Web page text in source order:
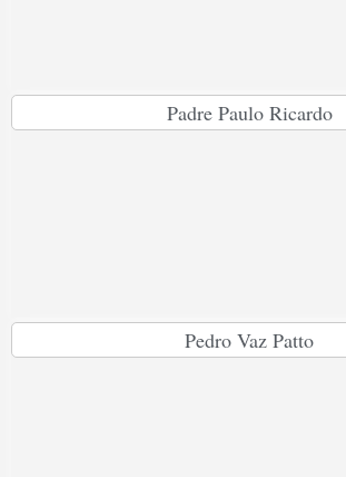
Padre Paulo Ricardo
Pedro Vaz Patto